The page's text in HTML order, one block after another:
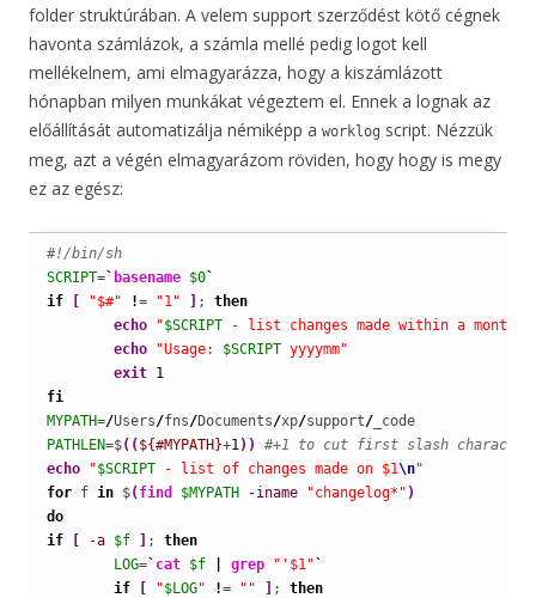
folder struktúrában. A velem support szerződést kötő cégnek
havonta számlázok, a számla mellé pedig logot kell
mellékelnem, ami elmagyarázza, hogy a kiszámlázott
hónapban milyen munkákat végeztem el. Ennek a lognak az
előállítását automatizálja némiképp a worklog script. Nézzük
meg, azt a végén elmagyarázom röviden, hogy hogy is megy
ez az egész:
#!/bin/sh
SCRIPT=` basename $0`
if
"$#" != "1" ; then
echo
"$SCRIPT - list changes made within a month"
echo
"Usage: $SCRIPT yyyymm"
exit 1
fi
MYPATH=/Users/fns/Documents/xp/support/
PATHLEN=$( ( ${#MYPATH}+1) )
#+1 to cut first slash
echo
"$SCRIPT - list of changes made on $1\n"
for f in $( find $MYPATH -iname "changelog*" )
do
if
-a $f ; then
LOG=` cat $f grep "'$1" `
if
"$LOG" != "" ; then